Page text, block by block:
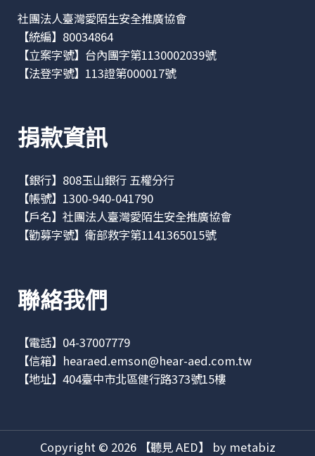
社團法人臺灣愛陌生安全推廣協會
【統編】80034864
【立案字號】台內團字第1130002039號
【法登字號】113證第000017號
捐款資訊
【銀行】808玉山銀行 五權分行
【帳號】1300-940-041790
【戶名】社團法人臺灣愛陌生安全推廣協會
【勸募字號】衛部救字第1141365015號
聯絡我們
【電話】04-37007779
【信箱】 hearaed.emson@hear-aed.com.tw
【地址】 404臺中市北區健行路373號15樓
Copyright © 2026 【聽見 AED】 by metabiz